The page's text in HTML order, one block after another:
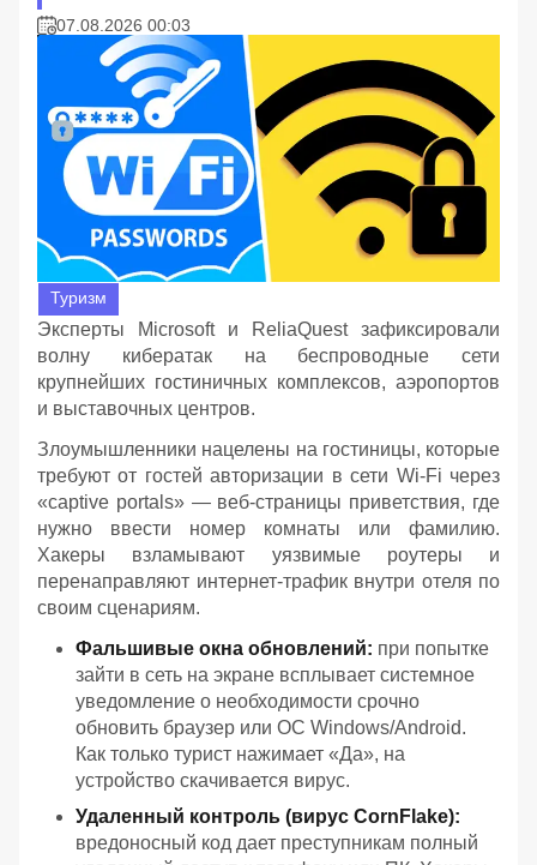
07.08.2026 00:03
Туризм
Эксперты Microsoft и ReliaQuest зафиксировали
волну кибератак на беспроводные сети
крупнейших гостиничных комплексов, аэропортов
и выставочных центров.
Злоумышленники нацелены на гостиницы, которые
требуют от гостей авторизации в сети Wi-Fi через
«captive portals» — веб-страницы приветствия, где
нужно ввести номер комнаты или фамилию.
Хакеры взламывают уязвимые роутеры и
перенаправляют интернет-трафик внутри отеля по
своим сценариям.
Фальшивые окна обновлений: при попытке
зайти в сеть на экране всплывает системное
уведомление о необходимости срочно
обновить браузер или ОС Windows/Android.
Как только турист нажимает «Да», на
устройство скачивается вирус.
Удаленный контроль (вирус CornFlake):
вредоносный код дает преступникам полный